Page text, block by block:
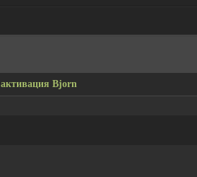
активация Bjorn